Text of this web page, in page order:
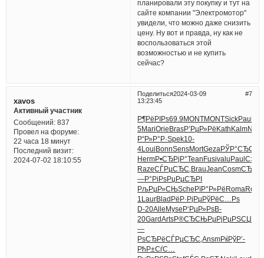
планировали эту покупку и тут на
сайте компании "Электромотор"
увидели, что можно даже снизить
цену. Ну вот и правда, ну как не
воспользоваться этой
возможностью и не купить
сейчас?
Поделиться 7
2024-03-09
13:23:45
xavos
Активный участник
Сообщений:837
Провел на форуме:
22 часа 18 минут
Последний визит:
2024-07-02 18:10:55
Р¶РёРІРѕ69.9MONTMONTSickPaul
5MariOrieBrasР’РµР»РёKathKalmNorv
Р“Р»Р°Р·Spek10-
4LouiBonnSensMortGezaРЎР°СЂСЊ
HermР•СЂРјР°TeanFusivaluPaul
RazeСЃРµСЂС‚ BrauJeanCosm
—Р°РіРѕРџРµСЂРІ
РљРµР»СЊScheРїР°Р»РёRomaResi
1 LaurBladРёР·РјРµРўРёС…Рѕ
D-20AlleMyseР‘РµР»РѕB-
20GardArtsР®СЂСЊРµРјРµРЅСЏ
—
РѕСЂРёСЃРµСЂС‚AnsmРќРўР’-
РћР±СѓС…